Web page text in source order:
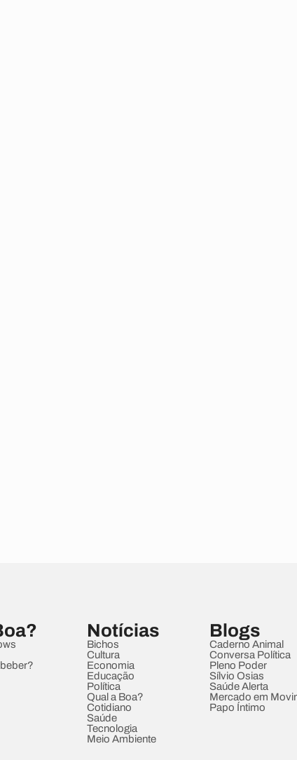
Notícias
Bichos
Cultura
Economia
Educação
Política
Qual a Boa?
Cotidiano
Saúde
Tecnologia
Meio Ambiente
Blogs
Caderno Animal
Conversa Política
Pleno Poder
Sílvio Osias
Saúde Alerta
Mercado em
Papo Íntimo